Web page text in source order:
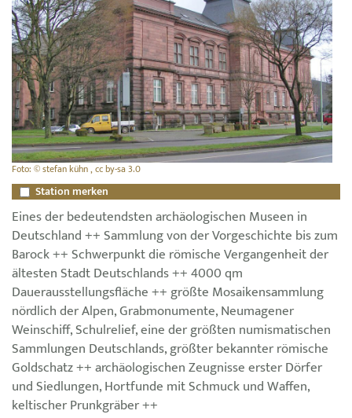
Foto: © stefan kühn , cc by-sa 3.0
Station merken
Eines der bedeutendsten archäologischen Museen in
Deutschland ++ Sammlung von der Vorgeschichte bis zum
Barock ++ Schwerpunkt die römische Vergangenheit der
ältesten Stadt Deutschlands ++ 4000 qm
Dauerausstellungsfläche ++ größte Mosaikensammlung
nördlich der Alpen, Grabmonumente, Neumagener
Weinschiff, Schulrelief, eine der größten numismatischen
Sammlungen Deutschlands, größter bekannter römische
Goldschatz ++ archäologischen Zeugnisse erster Dörfer
und Siedlungen, Hortfunde mit Schmuck und Waffen,
keltischer Prunkgräber ++